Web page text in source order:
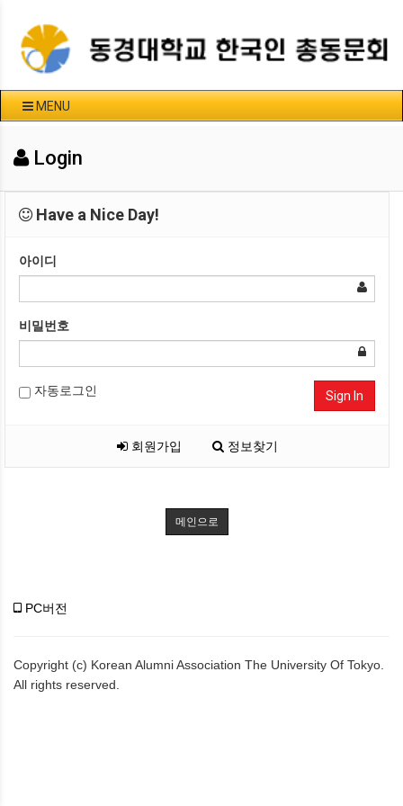
MENU
Login
Have a Nice Day!
아이디
비밀번호
자동로그인 Sign In
회원가입 정보찾기
메인으로
PC버전
Copyright (c) Korean Alumni Association The University Of Tokyo.
All rights reserved.